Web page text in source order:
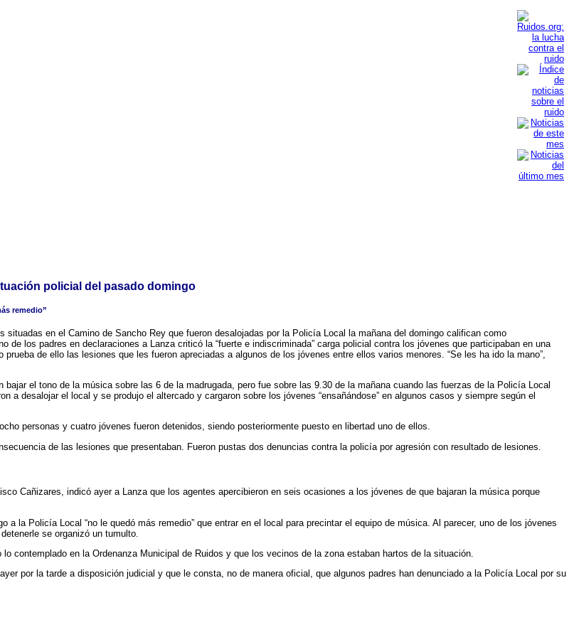
policial del pasado domingo
remedio”
en el Camino de Sancho Rey que fueron desalojadas por la Policía Local la mañana del domingo califican como
de los padres en declaraciones a Lanza criticó la “fuerte e indiscriminada” carga policial contra los jóvenes que participaban en una
de ello las lesiones que les fueron apreciadas a algunos de los jóvenes entre ellos varios menores. “Se les ha ido la mano”,
el tono de la música sobre las 6 de la madrugada, pero fue sobre las 9.30 de la mañana cuando las fuerzas de la Policía Local
a desalojar el local y se produjo el altercado y cargaron sobre los jóvenes “ensañándose” en algunos casos y siempre según el
personas y cuatro jóvenes fueron detenidos, siendo posteriormente puesto en libertad uno de ellos.
de las lesiones que presentaban. Fueron pustas dos denuncias contra la policía por agresión con resultado de lesiones.
Cañizares, indicó ayer a Lanza que los agentes apercibieron en seis ocasiones a los jóvenes de que bajaran la música porque
a la Policía Local “no le quedó más remedio” que entrar en el local para precintar el equipo de música. Al parecer, uno de los jóvenes
se organizó un tumulto.
contemplado en la Ordenanza Municipal de Ruidos y que los vecinos de la zona estaban hartos de la situación.
por la tarde a disposición judicial y que le consta, no de manera oficial, que algunos padres han denunciado a la Policía Local por su